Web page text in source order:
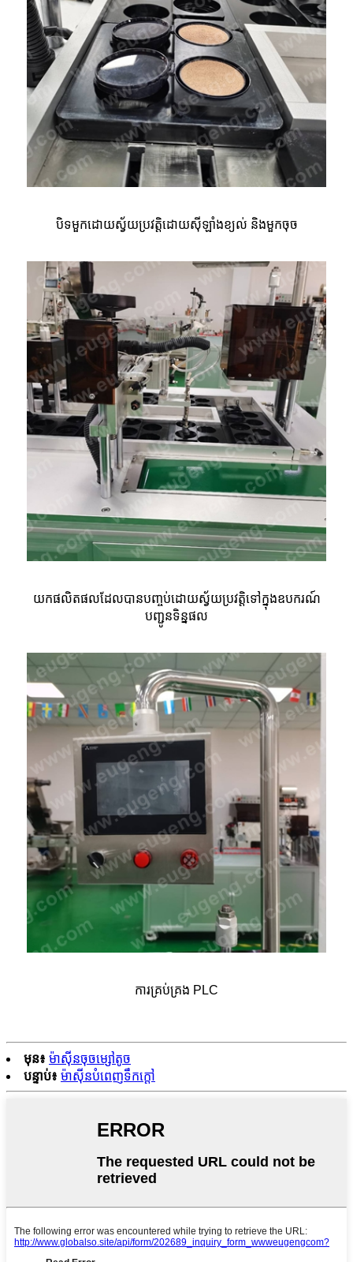
បិទមួកដោយស្វ័យប្រវត្តិដោយស៊ីឡាំងខ្យល់ និងមួកចុច
យកផលិតផលដែលបានបញ្ចប់ដោយស្វ័យប្រវត្តិទៅក្នុងឧបករណ៍
បញ្ជូនទិន្នផល
ការគ្រប់គ្រង PLC
មុន៖ ម៉ាស៊ីនចុចម្សៅតូច
បន្ទាប់៖ ម៉ាស៊ីនបំពេញទឹកក្តៅ